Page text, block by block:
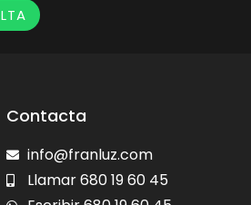
Contacta
info@franluz.com
Llamar 680 19 60 45